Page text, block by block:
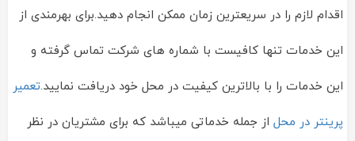
اقدام لازم را در سریعترین زمان ممکن انجام دهید.برای بهرمندی از
این خدمات تنها کافیست با شماره های شرکت تماس گرفته و
این خدمات را با بالاترین کیفیت در محل خود دریافت نمایید.تعمیر
پرینتر در محل از جمله خدماتی میباشد که برای مشتریان در نظر